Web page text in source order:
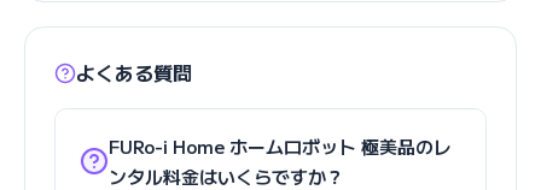
よくある質問
FURo-i Home ホームロボット 極美品のレ
ンタル料金はいくらですか？